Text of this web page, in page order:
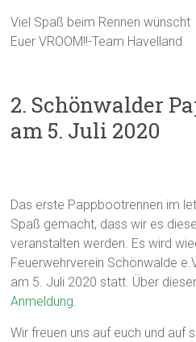
Viel Spaß beim Rennen wünscht
Euer VROOM!!-Team Havelland
2. Schönwalder
am 5. Juli 2020
Das erste Pappbootrennen im
Spaß gemacht, dass wir es
veranstalten werden. Es wird
Feuerwehrverein Schönwalde
am 5. Juli 2020 statt. Über
Anmeldung.
Wir freuen uns auf euch und auf